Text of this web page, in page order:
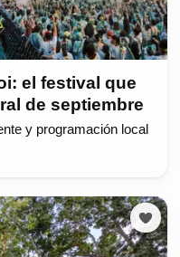
el festival que
de septiembre
y programación local